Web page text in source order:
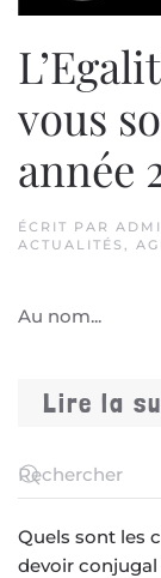
vous
année
ÉCRIT PAR
ACTUALITÉS ,
Au nom...
Lire la
Quels sont les
devoir conjugal